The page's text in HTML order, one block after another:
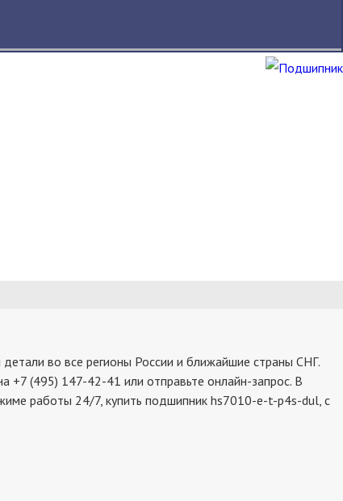
во все регионы России и ближайшие страны СНГ.
+7 (495) 147-42-41 или отправьте онлайн-запрос. В
работы 24/7, купить подшипник hs7010-e-t-p4s-dul, с